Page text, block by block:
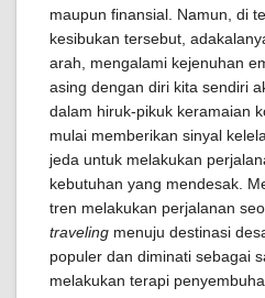
maupun finansial. Namun, di
kesibukan tersebut,
arah, mengalami kejenuhan
asing dengan diri kita sendiri
dalam hiruk-pikuk keramaian
mulai memberikan sinyal
jeda untuk melakukan
kebutuhan yang mendesak.
tren melakukan perjalanan
traveling menuju destinasi
populer dan diminati sebagai
melakukan terapi